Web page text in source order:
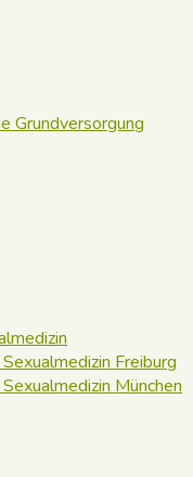
Grundversorgung
Freiburg
München